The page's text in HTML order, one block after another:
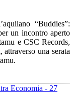
“Buddies”:
un incontro aperto
e CSC Records,
una serata